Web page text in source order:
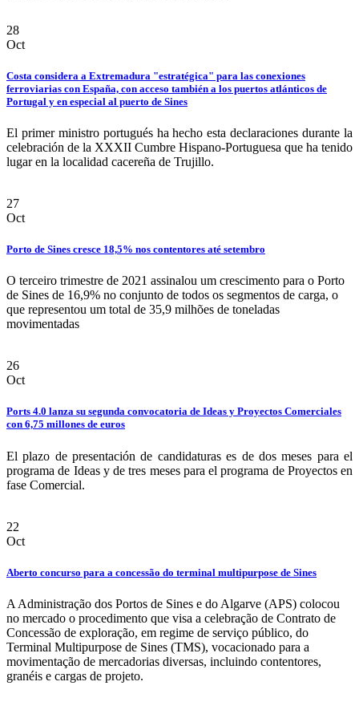
28
Oct
Costa considera a Extremadura "estratégica" para las conexiones
ferroviarias con España, con acceso también a los puertos atlánticos de
Portugal y en especial al puerto de Sines
El primer ministro portugués ha hecho esta declaraciones durante la
celebración de la XXXII Cumbre Hispano-Portuguesa que ha tenido
lugar en la localidad cacereña de Trujillo.
27
Oct
Porto de Sines cresce 18,5% nos contentores até setembro
O terceiro trimestre de 2021 assinalou um crescimento para o Porto
de Sines de 16,9% no conjunto de todos os segmentos de carga, o
que representou um total de 35,9 milhões de toneladas
movimentadas
26
Oct
Ports 4.0 lanza su segunda convocatoria de Ideas y Proyectos Comerciales
con 6,75 millones de euros
El plazo de presentación de candidaturas es de dos meses para el
programa de Ideas y de tres meses para el programa de Proyectos en
fase Comercial.
22
Oct
Aberto concurso para a concessão do terminal multipurpose de Sines
A Administração dos Portos de Sines e do Algarve (APS) colocou
no mercado o procedimento que visa a celebração de Contrato de
Concessão de exploração, em regime de serviço público, do
Terminal Multipurpose de Sines (TMS), vocacionado para a
movimentação de mercadorias diversas, incluindo contentores,
granéis e cargas de projeto.